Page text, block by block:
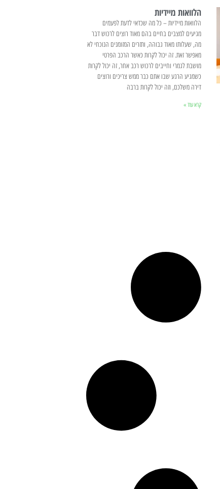
הלוואות מיידיות
הלוואות מיידיות – כל מה שכדאי לדעת לפעמים
מגיעים למצבים בחיים בהם מאוד רוצים לרכוש דבר
מה, שעלותו מאוד גבוהה, ותזרים המזומנים הנוכחי לא
מאפשר זאת. זה יכול לקרות כאשר הרכב הפרטי
מושבת לגמרי וחייבים לרכוש רכב אחר, זה יכול לקרות
כשמגיע הרגע שבו אתם כבר ממש צריכים ורוצים
דירה משלכם, וזה יכול לקרות ברבה
קרא עוד »